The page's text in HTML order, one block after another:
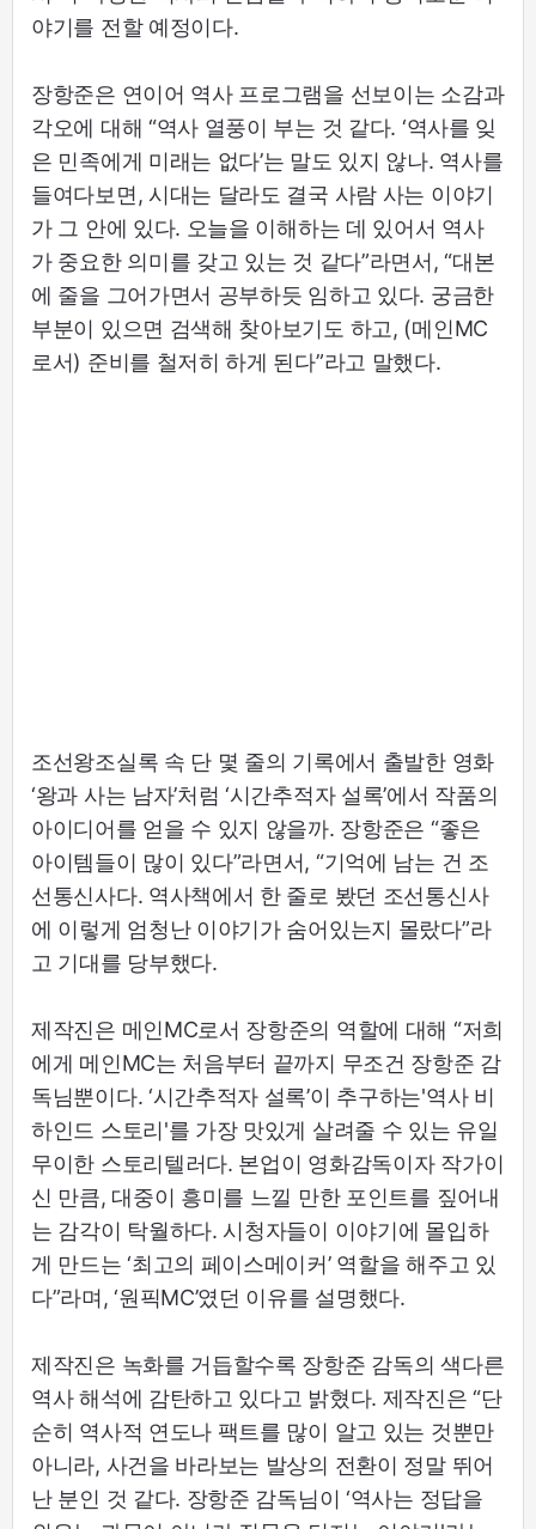
야기를 전할 예정이다.
장항준은 연이어 역사 프로그램을 선보이는 소감과
각오에 대해 “역사 열풍이 부는 것 같다. ‘역사를 잊
은 민족에게 미래는 없다’는 말도 있지 않나. 역사를
들여다보면, 시대는 달라도 결국 사람 사는 이야기
가 그 안에 있다. 오늘을 이해하는 데 있어서 역사
가 중요한 의미를 갖고 있는 것 같다”라면서, “대본
에 줄을 그어가면서 공부하듯 임하고 있다. 궁금한
부분이 있으면 검색해 찾아보기도 하고, (메인MC
로서) 준비를 철저히 하게 된다”라고 말했다.
조선왕조실록 속 단 몇 줄의 기록에서 출발한 영화
‘왕과 사는 남자’처럼 ‘시간추적자 설록’에서 작품의
아이디어를 얻을 수 있지 않을까. 장항준은 “좋은
아이템들이 많이 있다”라면서, “기억에 남는 건 조
선통신사다. 역사책에서 한 줄로 봤던 조선통신사
에 이렇게 엄청난 이야기가 숨어있는지 몰랐다”라
고 기대를 당부했다.
제작진은 메인MC로서 장항준의 역할에 대해 “저희
에게 메인MC는 처음부터 끝까지 무조건 장항준 감
독님뿐이다. ‘시간추적자 설록’이 추구하는'역사 비
하인드 스토리'를 가장 맛있게 살려줄 수 있는 유일
무이한 스토리텔러다. 본업이 영화감독이자 작가이
신 만큼, 대중이 흥미를 느낄 만한 포인트를 짚어내
는 감각이 탁월하다. 시청자들이 이야기에 몰입하
게 만드는 ‘최고의 페이스메이커’ 역할을 해주고 있
다”라며, ‘원픽MC’였던 이유를 설명했다.
제작진은 녹화를 거듭할수록 장항준 감독의 색다른
역사 해석에 감탄하고 있다고 밝혔다. 제작진은 “단
순히 역사적 연도나 팩트를 많이 알고 있는 것뿐만
아니라, 사건을 바라보는 발상의 전환이 정말 뛰어
난 분인 것 같다. 장항준 감독님이 ‘역사는 정답을